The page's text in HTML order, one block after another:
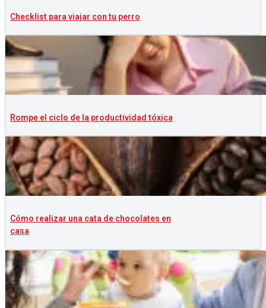
Checklist para viajar con tu perro
Rompe el ciclo de la productividad tóxica
Cómo realizar una cata de chocolates en
casa